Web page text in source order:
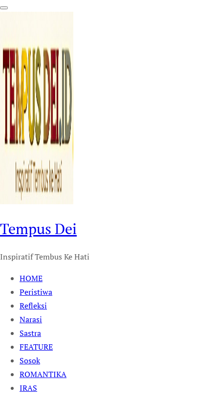
Tempus Dei
Inspiratif Tembus Ke Hati
HOME
Peristiwa
Refleksi
Narasi
Sastra
FEATURE
Sosok
ROMANTIKA
IRAS